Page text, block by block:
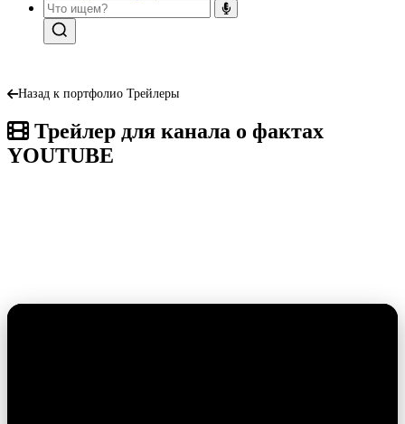
Назад к портфолио Трейлеры
Трейлер для канала о фактах
YOUTUBE